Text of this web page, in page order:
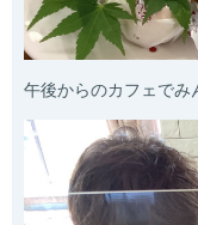
午後からのカフェでみ